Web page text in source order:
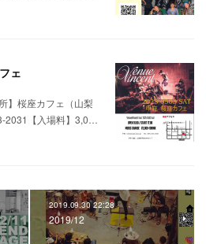
ェ
】桜座カフェ（山梨
2031【入場料】3,0…
2019.09.30 22:28
2019/12